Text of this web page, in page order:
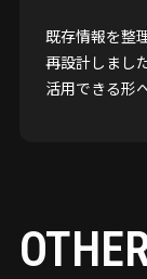
既存情報を整
再設計しまし
活用できる形